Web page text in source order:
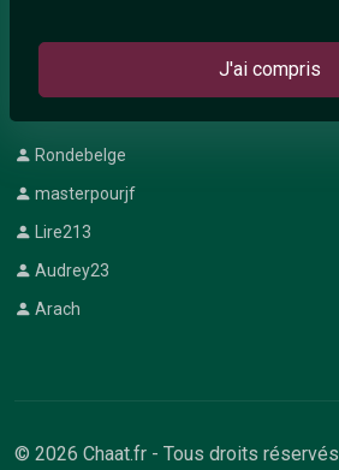
J'ai compris
Rondebelge
masterpourjf
Lire213
Audrey23
Arach
© 2026 Chaat.fr - Tous droits réservés